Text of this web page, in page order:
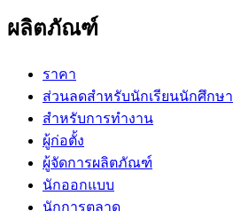
ผลิตภัณฑ์
ราคา
ส่วนลดสำหรับนักเรียนนักศึกษา
สำหรับการทำงาน
ผู้ก่อตั้ง
ผู้จัดการผลิตภัณฑ์
นักออกแบบ
นักการตลาด